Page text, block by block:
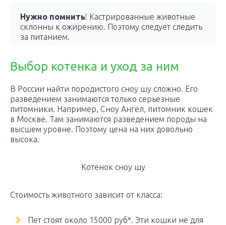
Нужно помнить! Кастрированные животные
склонны к ожирению. Поэтому следует следить
за питанием.
Выбор котенка и уход за ним
В России найти породистого сноу шу сложно. Его
разведением занимаются только серьезные
питомники. Например, Сноу Ангел, питомник кошек
в Москве. Там занимаются разведением породы на
высшем уровне. Поэтому цена на них довольно
высока.
Котенок сноу шу
Стоимость животного зависит от класса:
Пет стоят около 15000 руб*. Эти кошки не для